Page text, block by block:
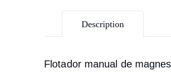
Description
Flotador manual de